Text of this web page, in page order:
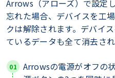
Arrows（アローズ）で設定
忘れた場合、デバイスを工
クは解除されます。デバイ
ているデータも全て消去さ
Arrowsの電源がオフの